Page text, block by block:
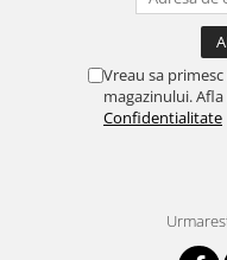
Vreau sa
magazinului.
Confidentialitate